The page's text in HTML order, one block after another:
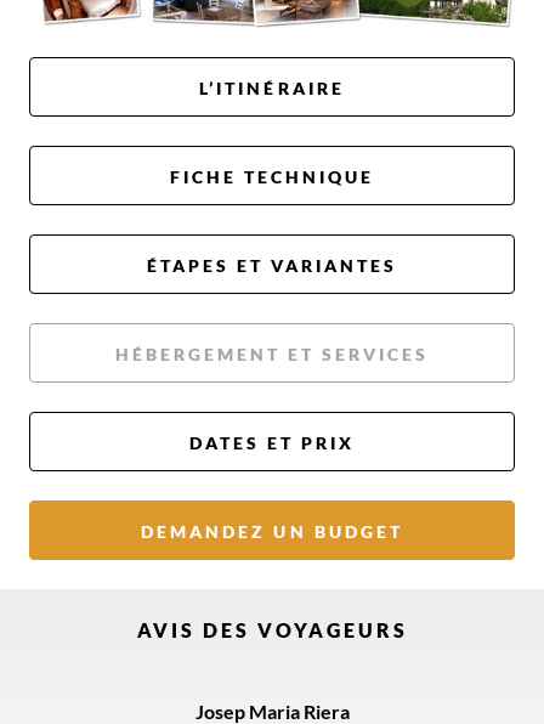
L’ITINÉRAIRE
FICHE TECHNIQUE
ÉTAPES ET VARIANTES
HÉBERGEMENT ET SERVICES
DATES ET PRIX
DEMANDEZ UN BUDGET
AVIS DES VOYAGEURS
Josep Maria Riera